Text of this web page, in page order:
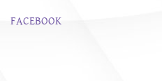
FACEBOOK